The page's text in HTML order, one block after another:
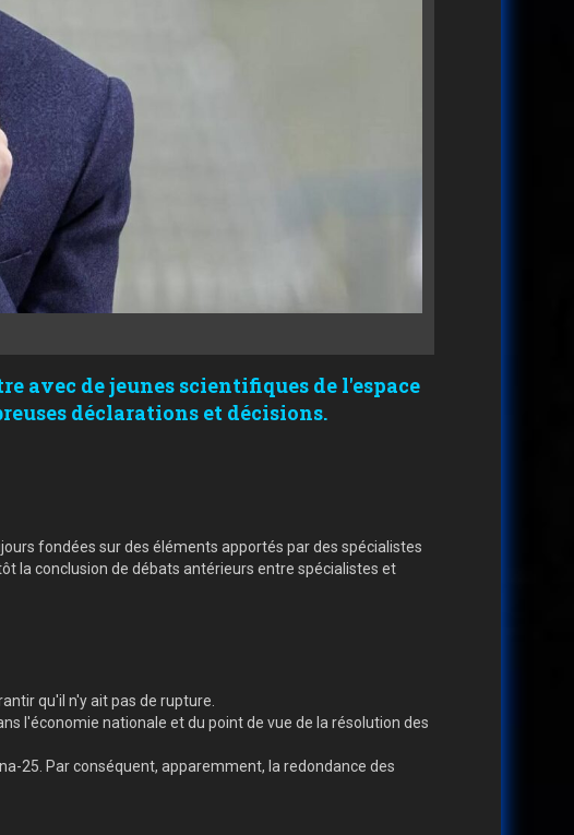
avec de jeunes scientifiques de l'espace
déclarations et décisions.
fondées sur des éléments apportés par des spécialistes
la conclusion de débats antérieurs entre spécialistes et
qu'il n'y ait pas de rupture.
l'économie nationale et du point de vue de la résolution des
25. Par conséquent, apparemment, la redondance des